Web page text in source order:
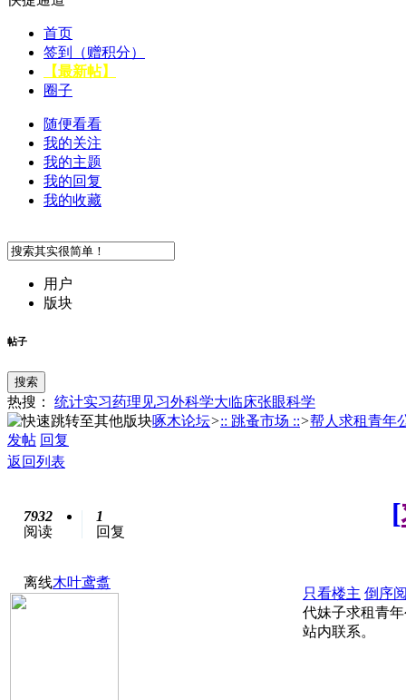
首页
签到（赠积分）
【最新帖】
圈子
随便看看
我的关注
我的主题
我的回复
我的收藏
用户
版块
帖子
搜索
热搜： 统计实习药理 见习外科学大临床张眼科学
啄木论坛>:: 跳蚤市场 ::>帮人求租青年
发帖 回复
返回列表
7932
阅读
1
回复
[
离线木叶鸢翥
只看楼主 倒序
代妹子求租青
站内联系。